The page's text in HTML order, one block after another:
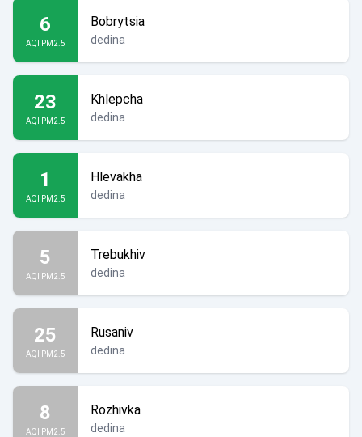
6
AQI PM2.5
Bobrytsia
dedina
23
AQI PM2.5
Khlepcha
dedina
1
AQI PM2.5
Hlevakha
dedina
5
AQI PM2.5
Trebukhiv
dedina
25
AQI PM2.5
Rusaniv
dedina
8
AQI PM2.5
Rozhivka
dedina